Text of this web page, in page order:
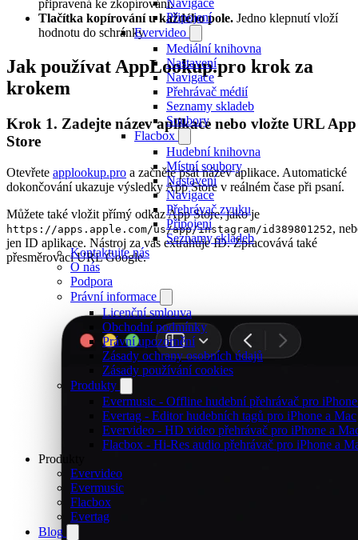
Navigace
Připojení
Evervideo
Mediální knihovna
Nastavení
Navigace
Přehrávač médií
Seznamy skladeb
Soubory
Flacbox
Hudební knihovna
Místní soubory
Nastavení
Navigace
Přehrávač zvuku
Připojení
Seznamy skladeb
Kontaktujte nás
O nás
Podpora
Právní informace
Licenční smlouva
Obchodní podmínky
Právní upozornění
Zásady ochrany osobních údajů
Zásady používání cookies
Produkty
Evermusic - Offline hudební přehrávač pro
Evertag - Editor hudebních tagů pro iPhone a Mac
Evervideo - HD video přehrávač pro iPhone a
Flacbox - Hi-Res audio přehrávač pro iPhone a
Produkty
Evervideo
Evermusic
Flacbox
Evertag
Blog
připravená ke zkopírování.
Tlačítka kopírování u každého pole. Jedno klepnutí vloží
hodnotu do schránky.
Jak používat AppLookup.pro krok za
krokem
Krok 1. Zadejte název aplikace nebo vložte URL App
Store
Otevřete applookup.pro a začněte psát název aplikace. Automatické
dokončování ukazuje výsledky App Store v reálném čase při psaní.
Můžete také vložit přímý odkaz App Store, jako je
https://apps.apple.com/us/app/instagram/id389801252,
jen ID aplikace. Nástroj za vás extrahuje ID. Zpracovává také
přesměrovací URL Google.